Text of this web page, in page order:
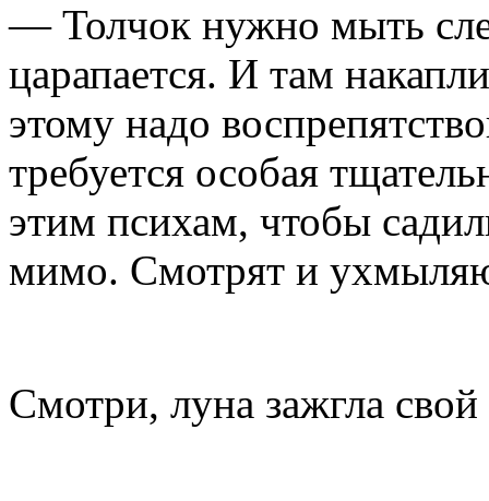
— Толчок нужно мыть
царапается. И там
этому надо
требуется особая
этим психам, чтобы
мимо. Смотрят и
Смотри, луна зажгла свой